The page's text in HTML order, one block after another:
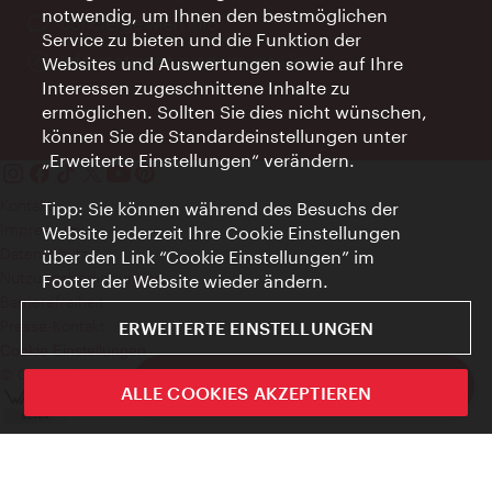
ivie - Die offizielle City Guide App
Ort:
concierge.wien.info
Öffnungszeiten:
Informationen rund um die Uhr
Kontakt
Impressum
Datenschutz
Nutzungsbedingungen
Barrierefreiheit
Cookie Einstellungen
© Copyright WienTourismus
notwendig, um Ihnen den bestmöglichen
Service zu bieten und die Funktion der
Websites und Auswertungen sowie auf Ihre
Interessen zugeschnittene Inhalte zu
ermöglichen. Sollten Sie dies nicht wünschen,
können Sie die Standardeinstellungen unter
„Erweiterte Einstellungen“ verändern.
Tipp: Sie können während des Besuchs der
Website jederzeit Ihre Cookie Einstellungen
über den Link “Cookie Einstellungen” im
Footer der Website wieder ändern.
ERWEITERTE EINSTELLUNGEN
ALLE COOKIES AKZEPTIEREN